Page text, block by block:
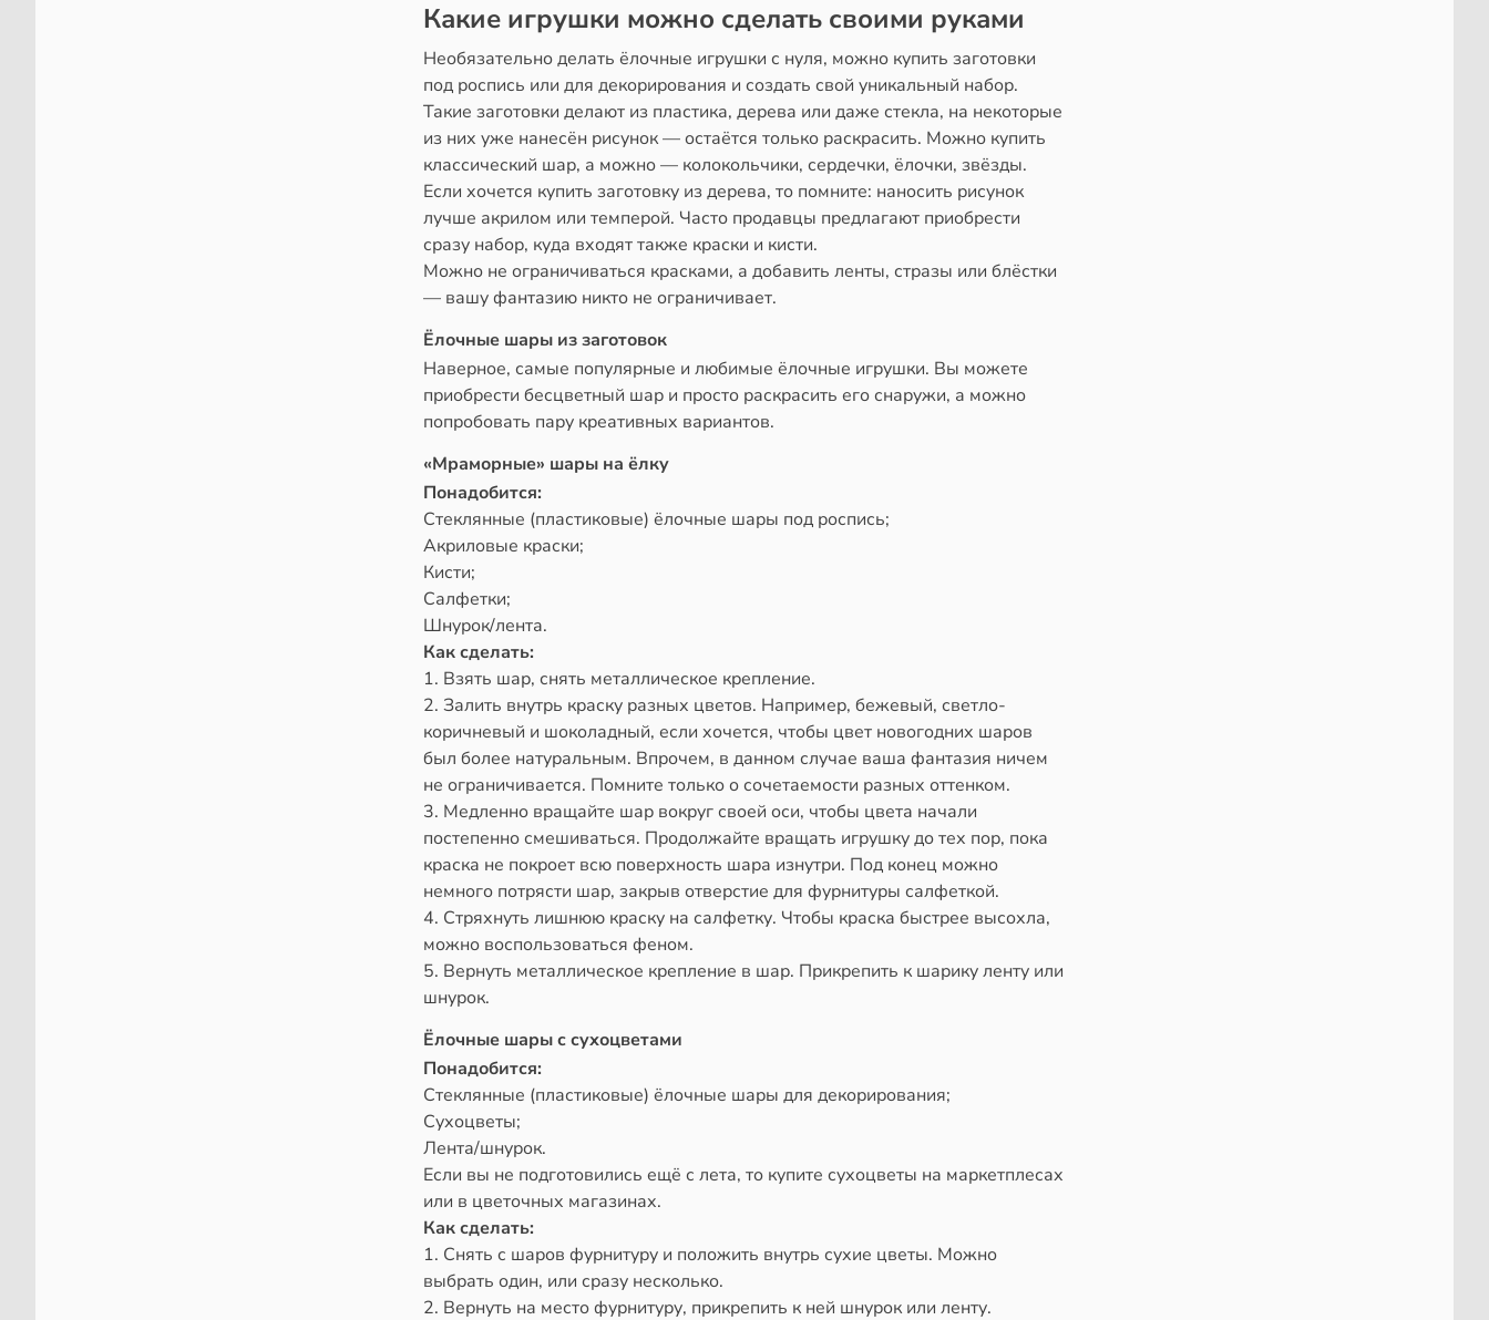
Какие игрушки можно сделать своими руками
Необязательно делать ёлочные игрушки с нуля, можно купить заготовки
под роспись или для декорирования и создать свой уникальный набор.
Такие заготовки делают из пластика, дерева или даже стекла, на некоторые
из них уже нанесён рисунок — остаётся только раскрасить. Можно купить
классический шар, а можно — колокольчики, сердечки, ёлочки, звёзды.
Если хочется купить заготовку из дерева, то помните: наносить рисунок
лучше акрилом или темперой. Часто продавцы предлагают приобрести
сразу набор, куда входят также краски и кисти.
Можно не ограничиваться красками, а добавить ленты, стразы или блёстки
— вашу фантазию никто не ограничивает.
Ёлочные шары из заготовок
Наверное, самые популярные и любимые ёлочные игрушки. Вы можете
приобрести бесцветный шар и просто раскрасить его снаружи, а можно
попробовать пару креативных вариантов.
«Мраморные» шары на ёлку
Понадобится:
Стеклянные (пластиковые) ёлочные шары под роспись;
Акриловые краски;
Кисти;
Салфетки;
Шнурок/лента.
Как сделать:
1. Взять шар, снять металлическое крепление.
2. Залить внутрь краску разных цветов. Например, бежевый, светло-
коричневый и шоколадный, если хочется, чтобы цвет новогодних шаров
был более натуральным. Впрочем, в данном случае ваша фантазия ничем
не ограничивается. Помните только о сочетаемости разных оттенком.
3. Медленно вращайте шар вокруг своей оси, чтобы цвета начали
постепенно смешиваться. Продолжайте вращать игрушку до тех пор, пока
краска не покроет всю поверхность шара изнутри. Под конец можно
немного потрясти шар, закрыв отверстие для фурнитуры салфеткой.
4. Стряхнуть лишнюю краску на салфетку. Чтобы краска быстрее высохла,
можно воспользоваться феном.
5. Вернуть металлическое крепление в шар. Прикрепить к шарику ленту или
шнурок.
Ёлочные шары с сухоцветами
Понадобится:
Стеклянные (пластиковые) ёлочные шары для декорирования;
Сухоцветы;
Лента/шнурок.
Если вы не подготовились ещё с лета, то купите сухоцветы на маркетплесах
или в цветочных магазинах.
Как сделать:
1. Снять с шаров фурнитуру и положить внутрь сухие цветы. Можно
выбрать один, или сразу несколько.
2. Вернуть на место фурнитуру, прикрепить к ней шнурок или ленту.